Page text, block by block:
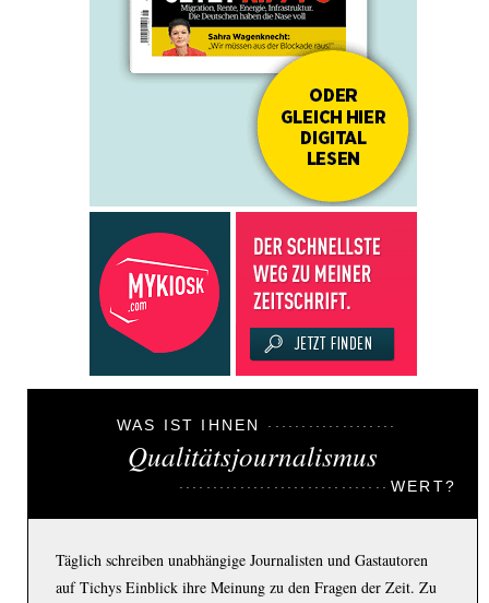
WAS IST IHNEN
Qualitätsjournalismus
WERT?
Täglich schreiben unabhängige Journalisten und Gastautoren
auf Tichys Einblick ihre Meinung zu den Fragen der Zeit. Zu